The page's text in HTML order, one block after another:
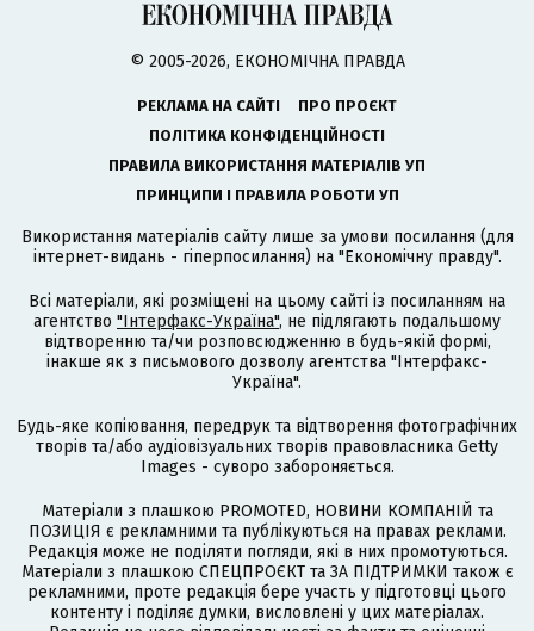
© 2005-2026, ЕКОНОМІЧНА ПРАВДА
РЕКЛАМА НА САЙТІ
ПРО ПРОЄКТ
ПОЛІТИКА КОНФІДЕНЦІЙНОСТІ
ПРАВИЛА ВИКОРИСТАННЯ МАТЕРІАЛІВ УП
ПРИНЦИПИ І ПРАВИЛА РОБОТИ УП
Використання матеріалів сайту лише за умови посилання (для
інтернет-видань - гіперпосилання) на "Економічну правду".
Всі матеріали, які розміщені на цьому сайті із посиланням на
агентство "Інтерфакс-Україна", не підлягають подальшому
відтворенню та/чи розповсюдженню в будь-якій формі,
інакше як з письмового дозволу агентства "Інтерфакс-
Україна".
Будь-яке копіювання, передрук та відтворення фотографічних
творів та/або аудіовізуальних творів правовласника Getty
Images - суворо забороняється.
Матеріали з плашкою PROMOTED, НОВИНИ КОМПАНІЙ та
ПОЗИЦІЯ є рекламними та публікуються на правах реклами.
Редакція може не поділяти погляди, які в них промотуються.
Матеріали з плашкою СПЕЦПРОЄКТ та ЗА ПІДТРИМКИ також є
рекламними, проте редакція бере участь у підготовці цього
контенту і поділяє думки, висловлені у цих матеріалах.